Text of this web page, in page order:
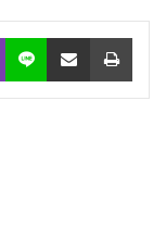
Viber Line Share via Email Print